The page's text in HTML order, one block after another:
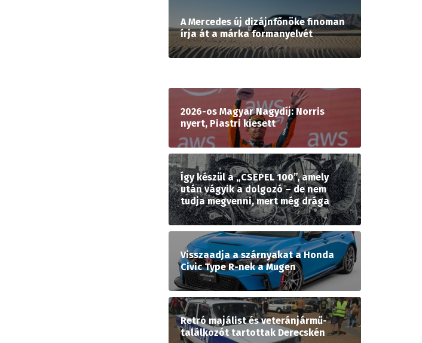
A Mercedes új dizájnfőnöke finoman
írja át a márka formanyelvét
2026-os Magyar Nagydíj: Norris
nyert, Piastri kiesett
Így készül a „CSEPEL 100”, amely
után vágyik a dolgozó – de nem
tudja megvenni, mert még drága
Visszaadja a szárnyakat a Honda
Civic Type R-nek a Mugen
Retró majálist és veteránjármű-
találkozót tartottak Derecskén